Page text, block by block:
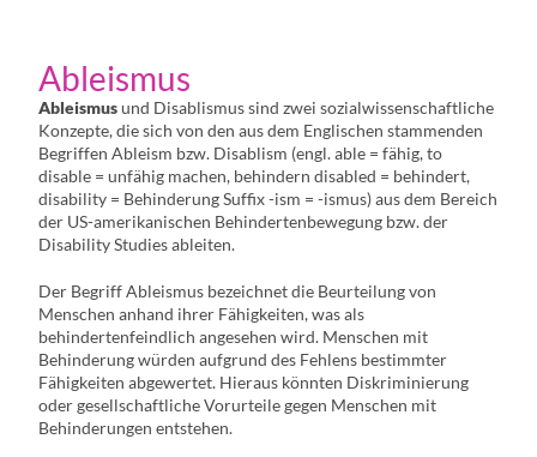
Ableismus
Ableismusund Disablismus sind zwei sozialwissenschaftliche
Konzepte, die sich von den aus dem Englischen stammenden
Begriffen Ableism bzw. Disablism (engl. able = fähig, to
disable = unfähig machen, behindern disabled = behindert,
disability = Behinderung Suffix -ism = -ismus) aus dem Bereich
der US-amerikanischen Behindertenbewegung bzw. der
Disability Studies ableiten.
Der Begriff Ableismus bezeichnet die Beurteilung von
Menschen anhand ihrer Fähigkeiten, was als
behindertenfeindlich angesehen wird. Menschen mit
Behinderung würden aufgrund des Fehlens bestimmter
Fähigkeiten abgewertet. Hieraus könnten Diskriminierung
oder gesellschaftliche Vorurteile gegen Menschen mit
Behinderungen entstehen.